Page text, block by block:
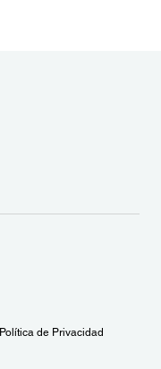
Política de Privacidad